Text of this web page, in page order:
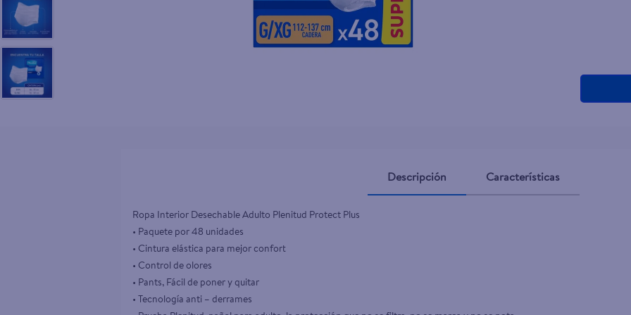
Descripción Características
Ropa Interior Desechable Adulto Plenitud Protect Plus
• Paquete por 48 unidades
• Cintura elástica para mejor confort
• Control de olores
• Pants, Fácil de poner y quitar
• Tecnología anti – derrames
10. goodyear